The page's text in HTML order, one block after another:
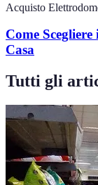
Acquisto
Come
Casa
Tutti gli